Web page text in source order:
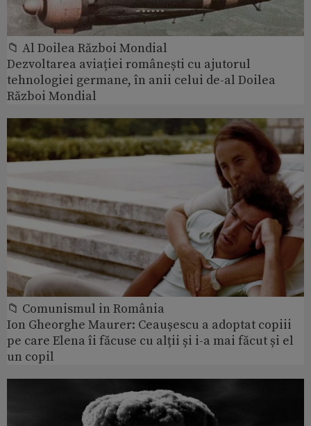
📁 Al Doilea Război Mondial
Dezvoltarea aviației românești cu ajutorul
tehnologiei germane, în anii celui de-al Doilea
Război Mondial
📁 Comunismul in România
Ion Gheorghe Maurer: Ceaușescu a adoptat copiii
pe care Elena îi făcuse cu alții și i-a mai făcut și el
un copil